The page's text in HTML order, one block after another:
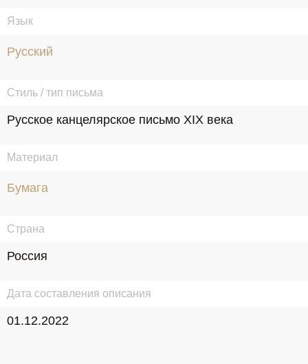
Язык
Русский
Стиль / тип письма
Русское канцелярское письмо XIX века
Материал
Бумага
Страна
Россия
Дата составления описания
01.12.2022